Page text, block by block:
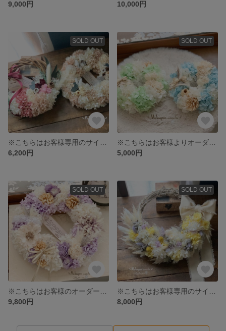
9,000円
10,000円
SOLD OUT
6,200円
SOLD OUT
5,000円
SOLD OUT
9,800円
SOLD OUT
8,000円